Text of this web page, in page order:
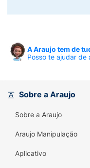
A Araujo tem de
Posso te ajudar de
Sobre a Araujo
Sobre a Araujo
Araujo Manipulação
Aplicativo